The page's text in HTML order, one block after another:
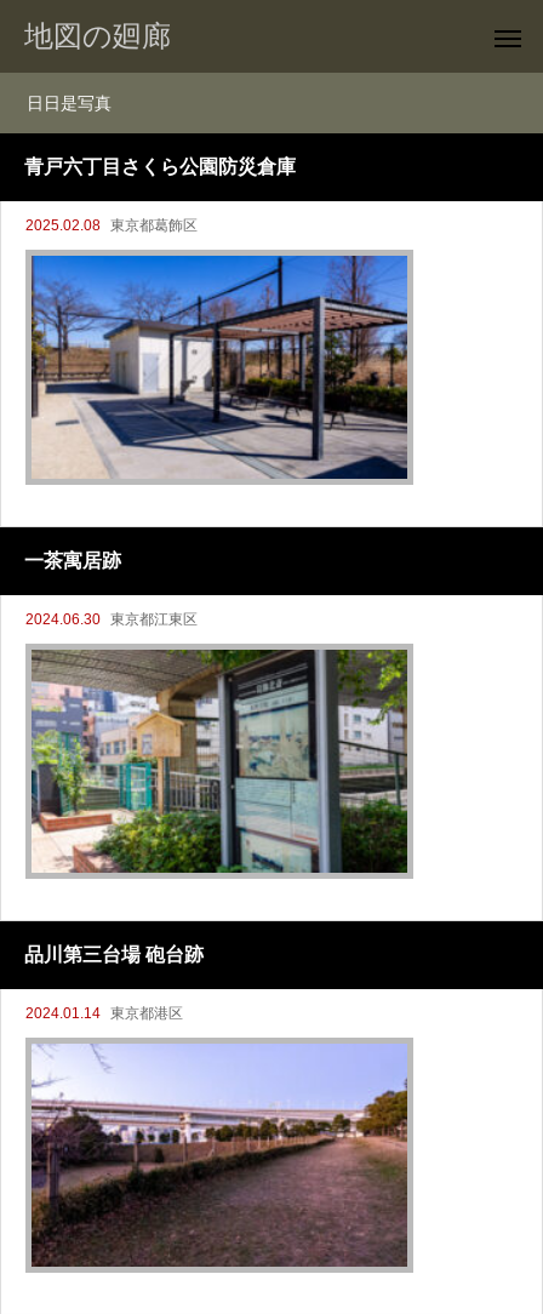
地図の廻廊
日日是写真
青戸六丁目さくら公園防災倉庫
2025.02.08 東京都葛飾区
一茶寓居跡
2024.06.30 東京都江東区
品川第三台場 砲台跡
2024.01.14 東京都港区